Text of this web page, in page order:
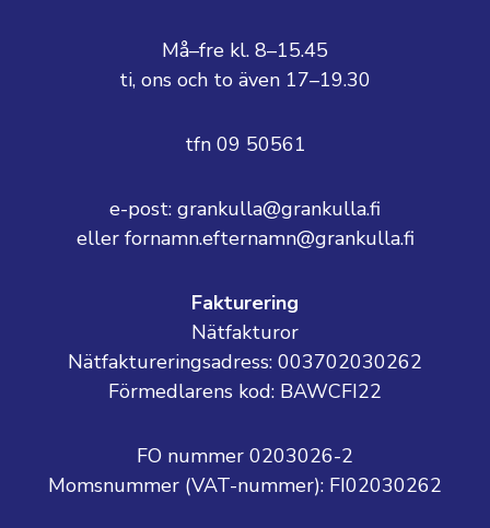
Må–fre kl. 8–15.45
ti, ons och to även 17–19.30
tfn 09 50561
e-post: grankulla@grankulla.fi
eller fornamn.efternamn@grankulla.fi
Fakturering
Nätfakturor
Nätfaktureringsadress: 003702030262
Förmedlarens kod: BAWCFI22
FO nummer 0203026-2
Momsnummer (VAT-nummer): FI02030262